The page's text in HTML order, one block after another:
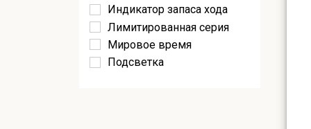
Индикатор запаса хода
Лимитированная серия
Мировое время
Подсветка